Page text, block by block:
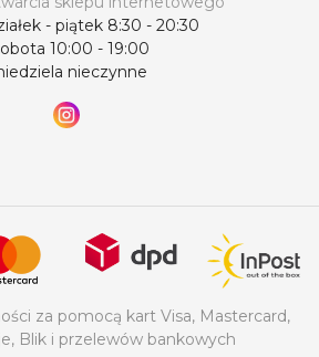
- piątek 8:30 - 20:30
10:00 - 19:00
nieczynne
za pomocą kart Visa, Mastercard,
Blik i przelewów bankowych